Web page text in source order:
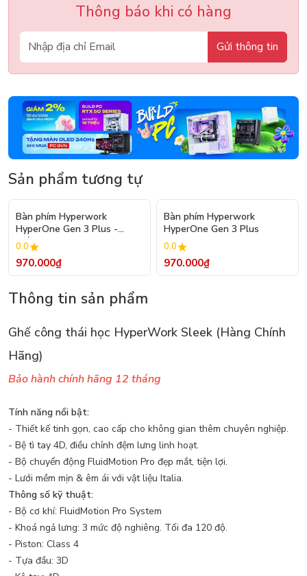
Thông báo khi có hàng
Gửi thông tin
Sản phẩm tương tự
Bàn phím Hyperwork
HyperOne Gen 3 Plus -
Trắng
0.0
970.000₫
Bàn phím Hyperwork
HyperOne Gen 3 Plus
0.0
970.000₫
Thông tin sản phẩm
Ghế công thái học HyperWork Sleek (Hàng Chính
Hãng)
Bảo hành chính hãng 12 tháng
Tính năng nổi bật:
- Thiết kế tinh gọn, cao cấp cho không gian thêm chuyên nghiệp.
- Bệ tì tay 4D, điều chỉnh đệm lưng linh hoạt.
- Bộ chuyển động FluidMotion Pro đẹp mắt, tiện lợi.
- Lưới mềm mịn & êm ái với vật liệu Italia.
Thông số kỹ thuật:
- Bộ cơ khí: FluidMotion Pro System
- Khoá ngả lưng: 3 mức độ nghiêng. Tối đa 120 độ.
- Piston: Class 4
- Tựa đầu: 3D